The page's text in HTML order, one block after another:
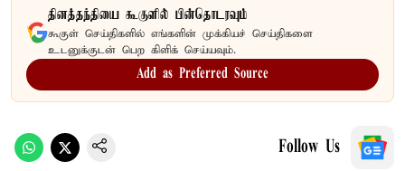
தினத்தந்தியை கூகுளில் பின்தொடரவும்
கூகுள் செய்திகளில் எங்களின் முக்கியச் செய்திகளை
உடனுக்குடன் பெற கிளிக் செய்யவும்.
Add as Preferred Source
Follow Us